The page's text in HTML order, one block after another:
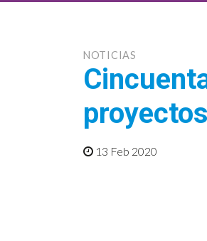
NOTICIAS
13 Feb 2020